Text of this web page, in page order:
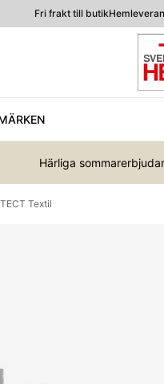
Fri frakt till butik
Härliga
Textil